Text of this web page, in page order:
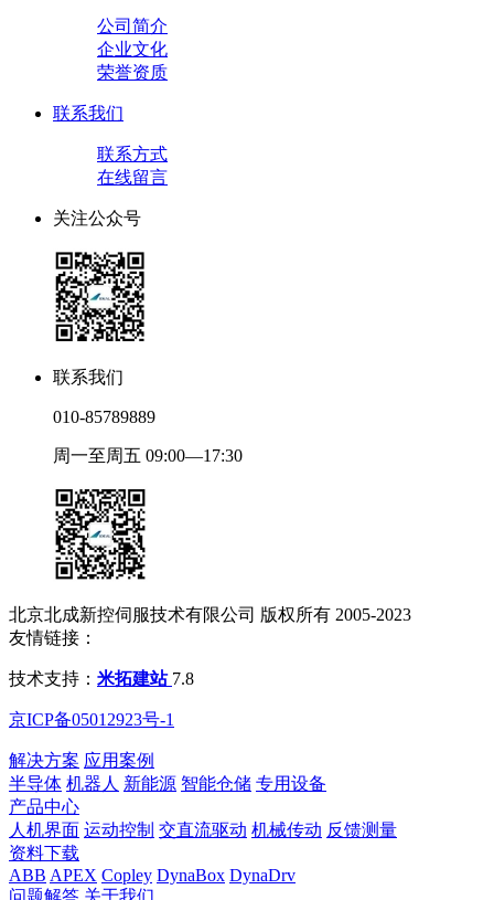
公司简介
企业文化
荣誉资质
联系我们
联系方式
在线留言
关注公众号
联系我们
010-85789889
周一至周五 09:00—17:30
北京北成新控伺服技术有限公司 版权所有 2005-2023
友情链接：
技术支持： 米拓建站 7.8
京ICP备05012923号-1
解决方案 应用案例
半导体 机器人 新能源 智能仓储 专用设备
产品中心
人机界面 运动控制 交直流驱动 机械传动 反馈测量
资料下载
ABB APEX Copley DynaBox DynaDrv
问题解答 关于我们